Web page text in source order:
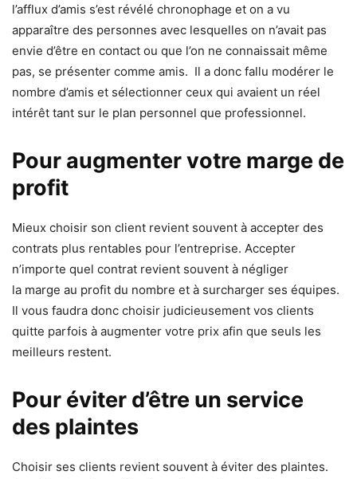
l’afflux d’amis s’est révélé chronophage et on a vu
apparaître des personnes avec lesquelles on n’avait pas
envie d’être en contact ou que l’on ne connaissait même
pas, se présenter comme amis. Il a donc fallu modérer le
nombre d’amis et sélectionner ceux qui avaient un réel
intérêt tant sur le plan personnel que professionnel.
Pour augmenter votre marge de
profit
Mieux choisir son client revient souvent à accepter des
contrats plus rentables pour l’entreprise. Accepter
n’importe quel contrat revient souvent à négliger
la marge au profit du nombre et à surcharger ses équipes.
Il vous faudra donc choisir judicieusement vos clients
quitte parfois à augmenter votre prix afin que seuls les
meilleurs restent.
Pour éviter d’être un service
des plaintes
Choisir ses clients revient souvent à éviter des plaintes.